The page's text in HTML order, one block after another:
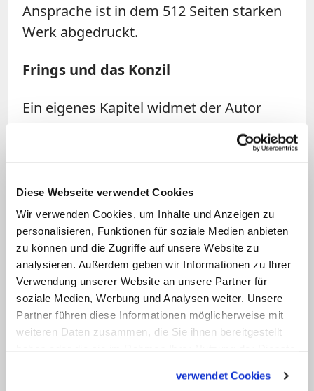
Diese Webseite verwendet Cookies
Wir verwenden Cookies, um Inhalte und Anzeigen zu
personalisieren, Funktionen für soziale Medien anbieten
zu können und die Zugriffe auf unsere Website zu
analysieren. Außerdem geben wir Informationen zu Ihrer
Verwendung unserer Website an unsere Partner für
soziale Medien, Werbung und Analysen weiter. Unsere
Partner führen diese Informationen möglicherweise mit
weiteren Daten zusammen, die Sie ihnen bereitgestellt
verwendet Cookies
Ansprache ist in dem 512 Seiten starken
Werk abgedruckt.
Frings und das Konzil
Ein eigenes Kapitel widmet der Autor
dem Wirken des Kardinals beim Zweiten
Vatikanischen Konzil (1962-1965), das
Redner stark beeinflusste. Der Text
beschreibt in eindrücklicher Weise, wie er
als konservativer Bischof ins Konzil
einzog und wie schnell er erkennen
musste, wie wichtig Veränderungen in
der Kirche nötig waren. Der Kölner
Erzbischof, der beim Konzil nur noch
wenig Sehkraft besaß, wurde von dem
beraten. Dieser erzählt